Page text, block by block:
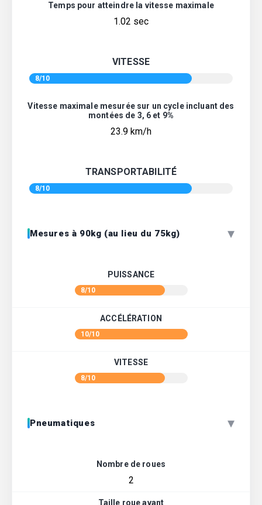
Temps pour atteindre la vitesse maximale
1.02 sec
VITESSE
8/10
Vitesse maximale mesurée sur un cycle incluant des
montées de 3, 6 et 9%
23.9 km/h
TRANSPORTABILITÉ
8/10
Mesures à 90kg (au lieu du 75kg) ▾
PUISSANCE
8/10
ACCÉLÉRATION
10/10
VITESSE
8/10
Pneumatiques ▾
Nombre de roues
2
Taille roue avant